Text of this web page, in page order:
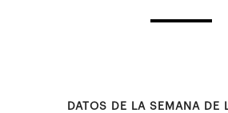
DATOS DE LA SEMANA DE